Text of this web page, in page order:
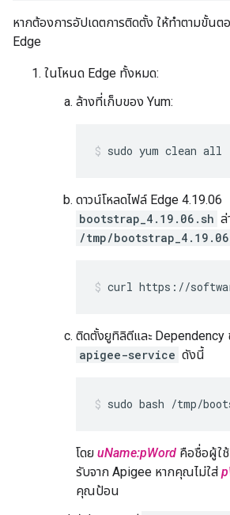
หากต้องการอัปเดตการติดตั้ง ให้ทำตามขั้น
Edge
ในโหนด Edge ทั้งหมด:
ล้างที่เก็บของ Yum:
sudo yum clean all
ดาวน์โหลดไฟล์ Edge 4.19.06
bootstrap_4.19.06.sh ล่
/tmp/
curl https://
ติดตั้งยูทิลิตีและ Dependency
apigee-service ดังนี้
sudo bash /tmp/
โดย uName:pWord คือชื่อผู้ใ
รับจาก Apigee หากคุณไม่ใส่
คุณป้อน